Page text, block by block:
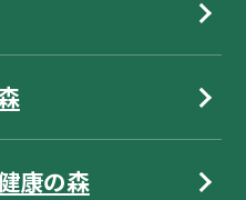
康の森